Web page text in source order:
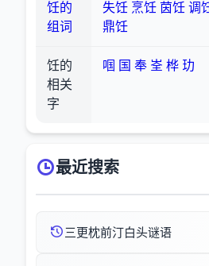
饪的
组词
失饪 烹饪 茵饪 调
鼎饪
饪的
相关
字
啯 国 奉 峑 桦 玏
最近搜索
三更枕前汀白头谜语